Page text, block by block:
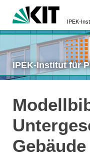
IPEK-Institut für
Gebäude